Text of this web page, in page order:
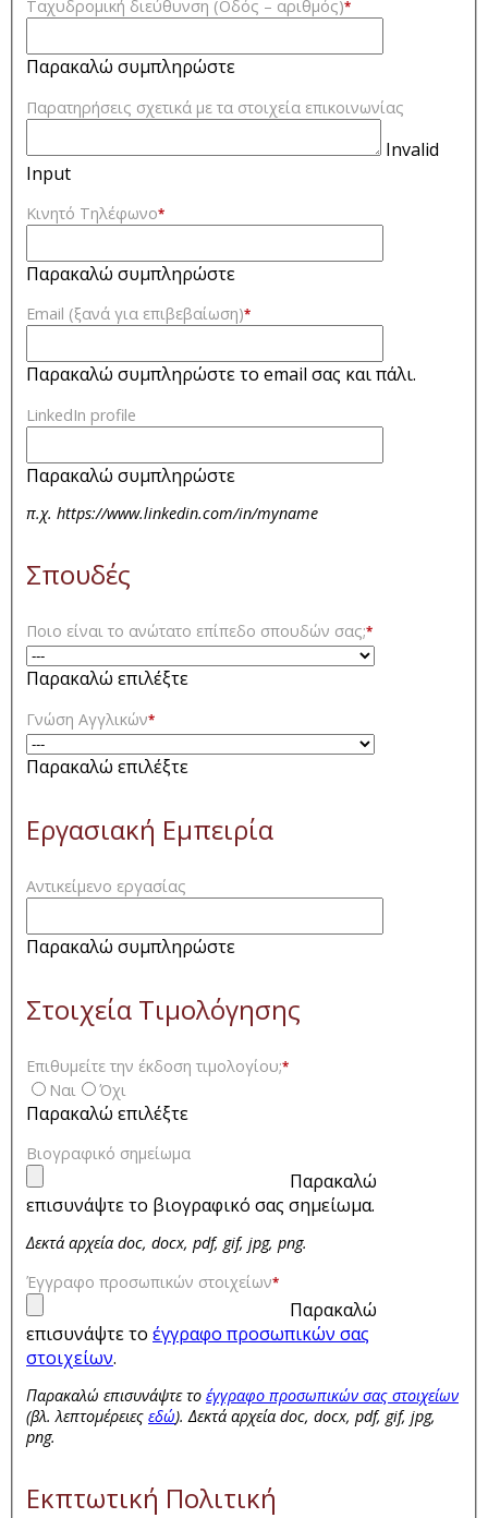
Ταχυδρομική διεύθυνση (Οδός – αριθμός)*
Παρακαλώ συμπληρώστε
Παρατηρήσεις σχετικά με τα στοιχεία επικοινωνίας
Invalid
Input
Κινητό Τηλέφωνο*
Παρακαλώ συμπληρώστε
Email (ξανά για επιβεβαίωση)*
Παρακαλώ συμπληρώστε το email σας και πάλι.
LinkedIn profile
Παρακαλώ συμπληρώστε
π.χ. https://www.linkedin.com/in/myname
Σπουδές
Ποιο είναι το ανώτατο επίπεδο σπουδών σας;*
Παρακαλώ επιλέξτε
Γνώση Αγγλικών*
Παρακαλώ επιλέξτε
Εργασιακή Εμπειρία
Αντικείμενο εργασίας
Παρακαλώ συμπληρώστε
Στοιχεία Τιμολόγησης
Επιθυμείτε την έκδοση τιμολογίου;*
Ναι Όχι
Παρακαλώ επιλέξτε
Βιογραφικό σημείωμα
Παρακαλώ
επισυνάψτε το βιογραφικό σας σημείωμα.
Δεκτά αρχεία doc, docx, pdf, gif, jpg, png.
Έγγραφο προσωπικών στοιχείων*
Παρακαλώ
επισυνάψτε το έγγραφο προσωπικών σας
στοιχείων.
Παρακαλώ επισυνάψτε το έγγραφο προσωπικών σας στοιχείων
(βλ. λεπτομέρειες εδώ). Δεκτά αρχεία doc, docx, pdf, gif, jpg,
png.
Εκπτωτική Πολιτική